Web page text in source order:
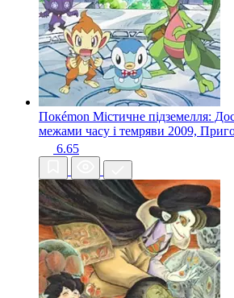
Покémon Містичне підземелля:
межами часу і темряви 2009,
6.65